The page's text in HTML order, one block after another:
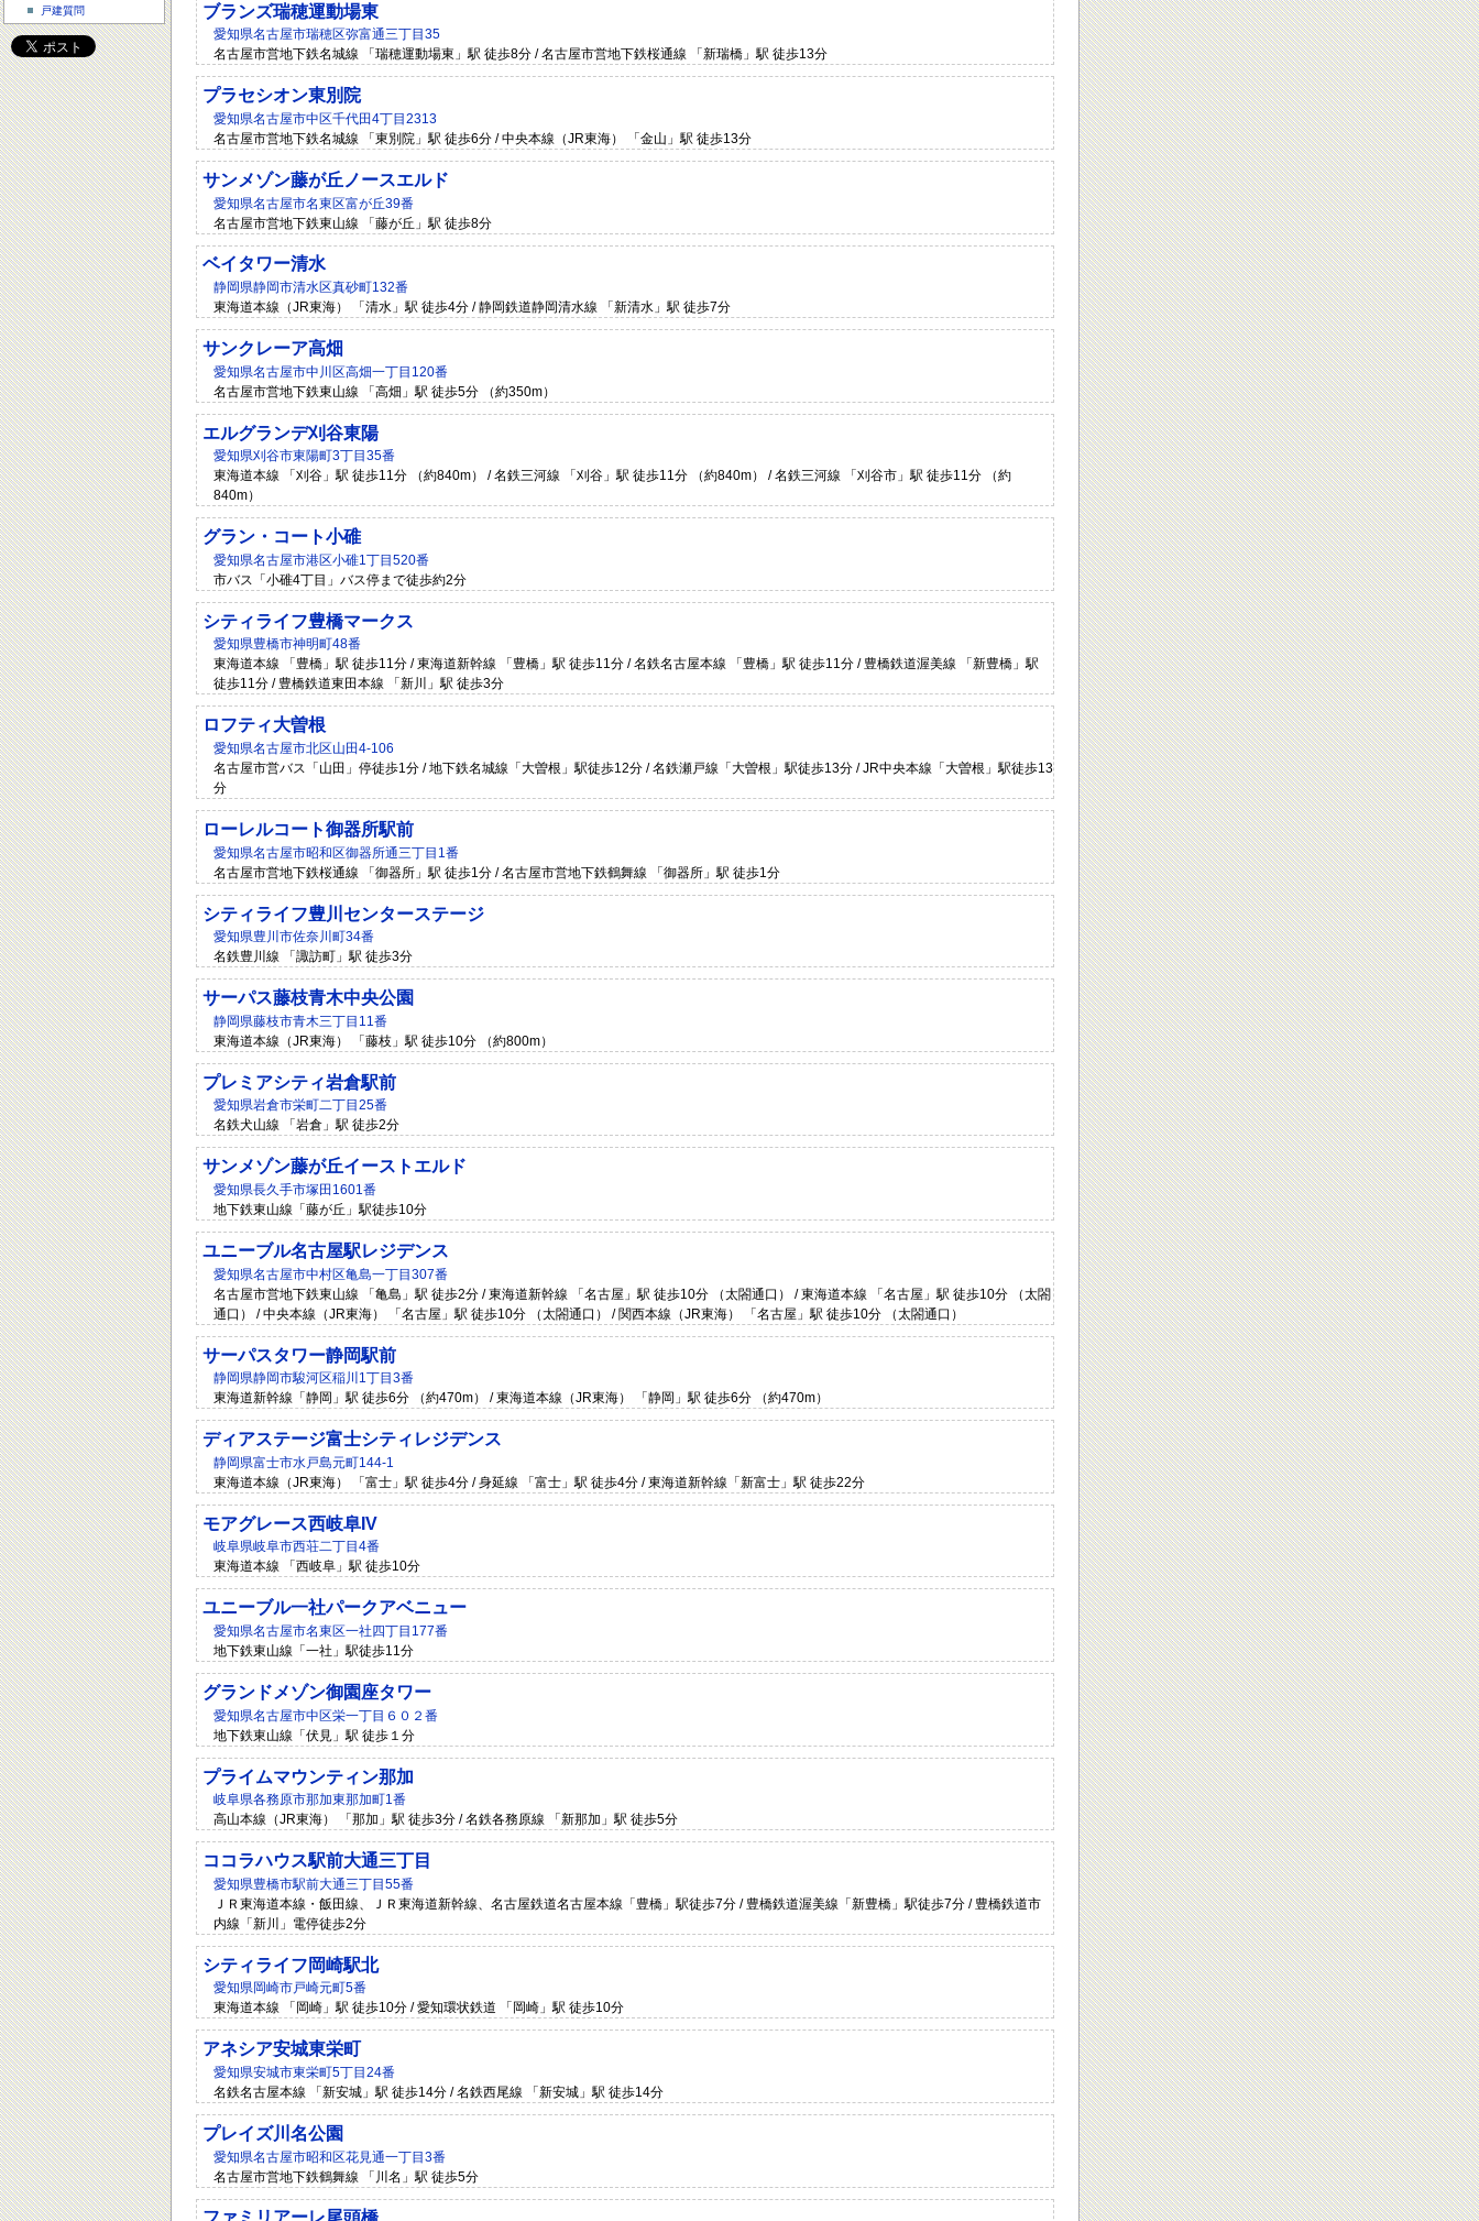
ブランズ瑞穂運動場東
愛知県名古屋市瑞穂区弥富通三丁目35
名古屋市営地下鉄名城線 「瑞穂運動場東」駅 徒歩8分 / 名古屋市営地下鉄桜通線 「新瑞橋」駅 徒歩13分
プラセシオン東別院
愛知県名古屋市中区千代田4丁目2313
名古屋市営地下鉄名城線 「東別院」駅 徒歩6分 / 中央本線（JR東海） 「金山」駅 徒歩13分
サンメゾン藤が丘ノースエルド
愛知県名古屋市名東区富が丘39番
名古屋市営地下鉄東山線 「藤が丘」駅 徒歩8分
ベイタワー清水
静岡県静岡市清水区真砂町132番
東海道本線（JR東海） 「清水」駅 徒歩4分 / 静岡鉄道静岡清水線 「新清水」駅 徒歩7分
サンクレーア高畑
愛知県名古屋市中川区高畑一丁目120番
名古屋市営地下鉄東山線 「高畑」駅 徒歩5分 （約350m）
エルグランデ刈谷東陽
愛知県刈谷市東陽町3丁目35番
東海道本線 「刈谷」駅 徒歩11分 （約840m） / 名鉄三河線 「刈谷」駅 徒歩11分 （約840m） / 名鉄三河線 「刈谷市」駅 徒歩11分 （約
840m）
グラン・コート小碓
愛知県名古屋市港区小碓1丁目520番
市バス「小碓4丁目」バス停まで徒歩約2分
シティライフ豊橋マークス
愛知県豊橋市神明町48番
東海道本線 「豊橋」駅 徒歩11分 / 東海道新幹線 「豊橋」駅 徒歩11分 / 名鉄名古屋本線 「豊橋」駅 徒歩11分 / 豊橋鉄道渥美線 「新豊橋」駅
徒歩11分 / 豊橋鉄道東田本線 「新川」駅 徒歩3分
ロフティ大曽根
愛知県名古屋市北区山田4-106
名古屋市営バス「山田」停徒歩1分 / 地下鉄名城線「大曽根」駅徒歩12分 / 名鉄瀬戸線「大曽根」駅徒歩13分 / JR中央本線「大曽根」駅徒歩13
分
ローレルコート御器所駅前
愛知県名古屋市昭和区御器所通三丁目1番
名古屋市営地下鉄桜通線 「御器所」駅 徒歩1分 / 名古屋市営地下鉄鶴舞線 「御器所」駅 徒歩1分
シティライフ豊川センターステージ
愛知県豊川市佐奈川町34番
名鉄豊川線 「諏訪町」駅 徒歩3分
サーパス藤枝青木中央公園
静岡県藤枝市青木三丁目11番
東海道本線（JR東海） 「藤枝」駅 徒歩10分 （約800m）
プレミアシティ岩倉駅前
愛知県岩倉市栄町二丁目25番
名鉄犬山線 「岩倉」駅 徒歩2分
サンメゾン藤が丘イーストエルド
愛知県長久手市塚田1601番
地下鉄東山線「藤が丘」駅徒歩10分
ユニーブル名古屋駅レジデンス
愛知県名古屋市中村区亀島一丁目307番
名古屋市営地下鉄東山線 「亀島」駅 徒歩2分 / 東海道新幹線 「名古屋」駅 徒歩10分 （太閤通口） / 東海道本線 「名古屋」駅 徒歩10分 （太閤
通口） / 中央本線（JR東海） 「名古屋」駅 徒歩10分 （太閤通口） / 関西本線（JR東海） 「名古屋」駅 徒歩10分 （太閤通口）
サーパスタワー静岡駅前
静岡県静岡市駿河区稲川1丁目3番
東海道新幹線「静岡」駅 徒歩6分 （約470m） / 東海道本線（JR東海） 「静岡」駅 徒歩6分 （約470m）
ディアステージ富士シティレジデンス
静岡県富士市水戸島元町144-1
東海道本線（JR東海） 「富士」駅 徒歩4分 / 身延線 「富士」駅 徒歩4分 / 東海道新幹線「新富士」駅 徒歩22分
モアグレース西岐阜IV
岐阜県岐阜市西荘二丁目4番
東海道本線 「西岐阜」駅 徒歩10分
ユニーブル一社パークアベニュー
愛知県名古屋市名東区一社四丁目177番
地下鉄東山線「一社」駅徒歩11分
グランドメゾン御園座タワー
愛知県名古屋市中区栄一丁目６０２番
地下鉄東山線「伏見」駅 徒歩１分
プライムマウンティン那加
岐阜県各務原市那加東那加町1番
高山本線（JR東海） 「那加」駅 徒歩3分 / 名鉄各務原線 「新那加」駅 徒歩5分
ココラハウス駅前大通三丁目
愛知県豊橋市駅前大通三丁目55番
ＪＲ東海道本線・飯田線、ＪＲ東海道新幹線、名古屋鉄道名古屋本線「豊橋」駅徒歩7分 / 豊橋鉄道渥美線「新豊橋」駅徒歩7分 / 豊橋鉄道市
内線「新川」電停徒歩2分
シティライフ岡崎駅北
愛知県岡崎市戸崎元町5番
東海道本線 「岡崎」駅 徒歩10分 / 愛知環状鉄道 「岡崎」駅 徒歩10分
アネシア安城東栄町
愛知県安城市東栄町5丁目24番
名鉄名古屋本線 「新安城」駅 徒歩14分 / 名鉄西尾線 「新安城」駅 徒歩14分
プレイズ川名公園
愛知県名古屋市昭和区花見通一丁目3番
名古屋市営地下鉄鶴舞線 「川名」駅 徒歩5分
戸建質問